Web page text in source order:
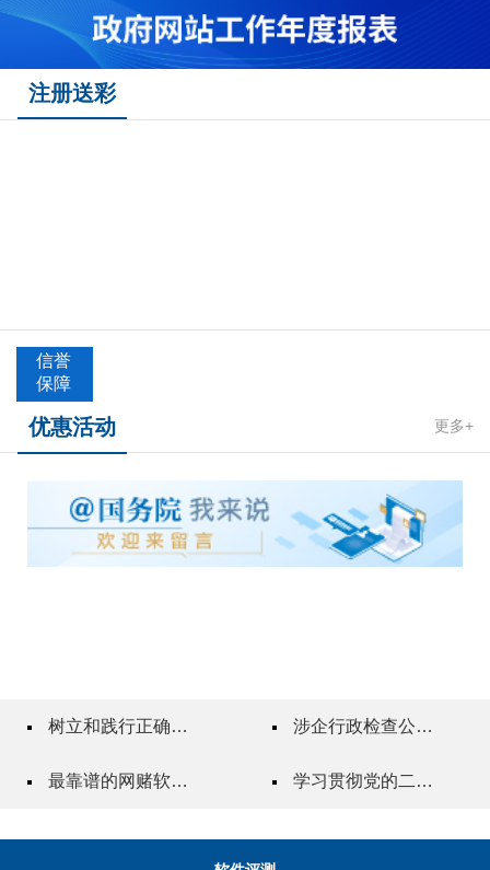
注册送彩
信誉
保障
优惠活动 更多+
树立和践行正确政绩观 涉企行政检查公示专栏
最靠谱的网赌软件"一站式"质量服务指导站 学习贯彻党的二十届三中全会精神